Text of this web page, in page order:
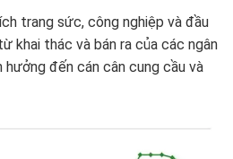
trang sức, công nghiệp và đầu
khai thác và bán ra của các ngân
hưởng đến cán cân cung cầu và